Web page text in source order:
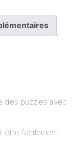
des puzzles avec
être facilement